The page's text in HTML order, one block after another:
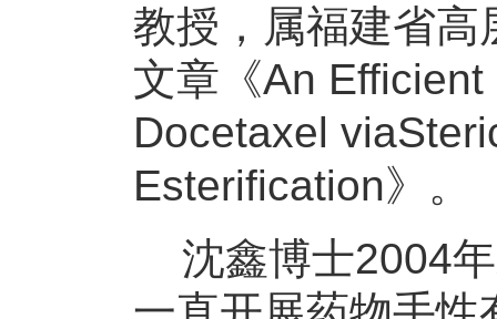
教授，属福建省高
文章《An
Docetaxel
Esterification》。
沈鑫博士2004年